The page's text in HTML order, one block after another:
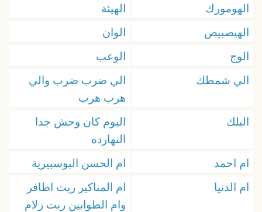
الهومورك
الهيئة
الهيصبيص
الوان
الوج
الوعب
الي شمطك
الي ضرب ضرب والي
هرب هرب
اليلك
اليوم كان وحش جدا
النهارده
ام احمد
ام الحسن البوسبيرية
ام الدنيا
ام المناكير ربت اظافر
وام الطوابين ربت زلام